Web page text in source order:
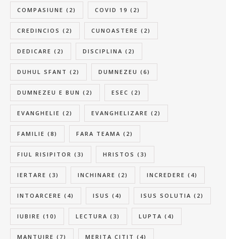
COMPASIUNE (2) COVID 19 (2)
CREDINCIOS (2) CUNOASTERE (2)
DEDICARE (2) DISCIPLINA (2)
DUHUL SFANT (2) DUMNEZEU (6)
DUMNEZEU E BUN (2) ESEC (2)
EVANGHELIE (2) EVANGHELIZARE (2)
FAMILIE (8) FARA TEAMA (2)
FIUL RISIPITOR (3) HRISTOS (3)
IERTARE (3) INCHINARE (2) INCREDERE (4)
INTOARCERE (4) ISUS (4) ISUS SOLUTIA (2)
IUBIRE (10) LECTURA (3) LUPTA (4)
MANTUIRE (7) MERITA CITIT (4)